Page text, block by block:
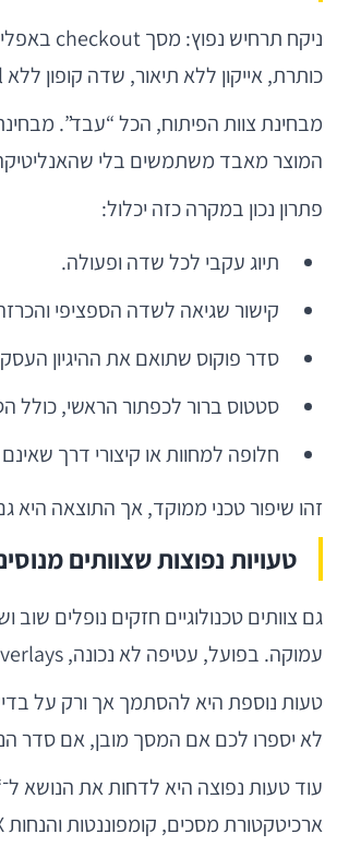
כותרת, אייקון ללא תיאור, שדה קופון ללא label ברור, הודעת שגיאה שלא מוכרזת, וכפתור “המשך” שנשמע זהה גם כשהוא מושבת וגם כשהוא פעיל.
מבחינת צוות הפיתוח, הכל “עבד”.
המוצר מאבד משתמשים בלי
פתרון נכון במקרה כזה יכלול:
תיוג עקבי לכל שדה ופעולה.
קישור שגיאה לשדה הספציפי
סדר פוקוס שתואם את ההיגיון
סטטוס ברור לכפתור הראשי, כולל
חלופה למחוות או קיצורי דרך
זהו שיפור טכני ממוקד, אך התוצאה היא
טעויות נפוצות שצוותים
גם צוותים טכנולוגיים חזקים נופלים
עמוקה. בפועל, עטיפה לא נכונה, gestural overlays או ניהול state לקוי עלולים לשבור את ההתנהגות המובנית.
לא יספרו לכם אם המסך מובן, אם סדר
ארכיטקטורת מסכים, קומפוננטות והנחות UX עלול להיות יקר בהרבה מהטמעה הדרגתית מהיום הראשון.